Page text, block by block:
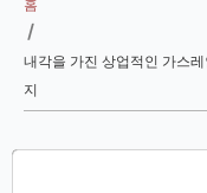
홈
/
내각을 가진 상업적인 가스
지